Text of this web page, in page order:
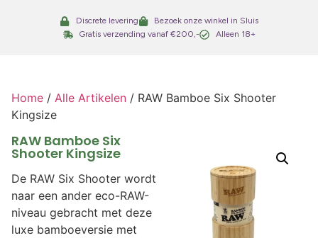
Discrete levering
Bezoek onze winkel in Sluis
Gratis verzending vanaf €200,-
Alleen 18+
Home / Alle Artikelen / RAW Bamboe Six Shooter
Kingsize
RAW Bamboe Six
Shooter Kingsize
De RAW Six Shooter wordt
naar een ander eco-RAW-
niveau gebracht met deze
luxe bamboeversie met